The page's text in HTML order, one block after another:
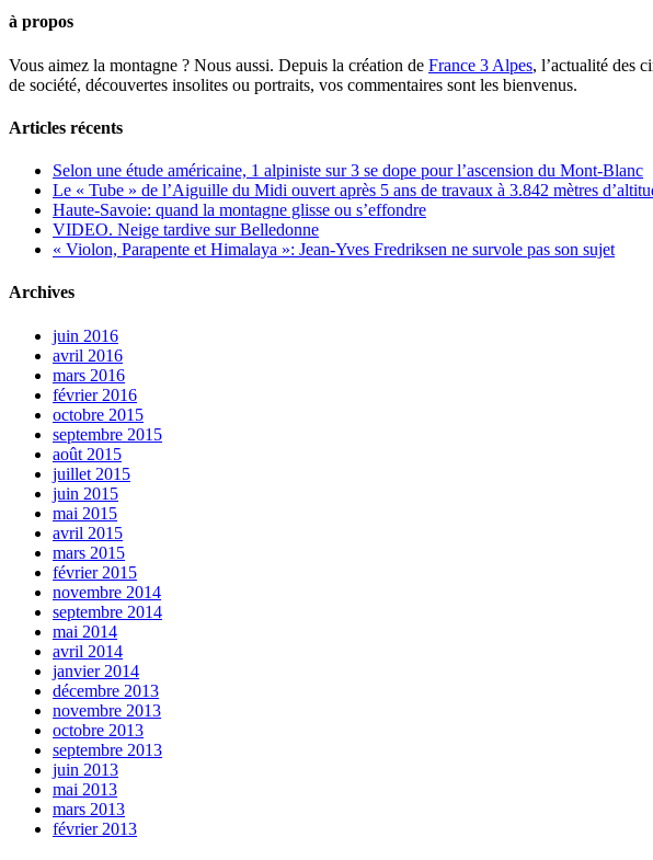
à propos
Vous aimez la montagne ? Nous aussi. Depuis la création de France 3 Alpes, l’actualité des
de société, découvertes insolites ou portraits, vos commentaires sont les bienvenus.
Articles récents
Selon une étude américaine, 1 alpiniste sur 3 se dope pour l’ascension du Mont-Blanc
Le « Tube » de l’Aiguille du Midi ouvert après 5 ans de travaux à 3.842 mètres
Haute-Savoie: quand la montagne glisse ou s’effondre
VIDEO. Neige tardive sur Belledonne
« Violon, Parapente et Himalaya »: Jean-Yves Fredriksen ne survole pas son sujet
Archives
juin 2016
avril 2016
mars 2016
février 2016
octobre 2015
septembre 2015
août 2015
juillet 2015
juin 2015
mai 2015
avril 2015
mars 2015
février 2015
novembre 2014
septembre 2014
mai 2014
avril 2014
janvier 2014
décembre 2013
novembre 2013
octobre 2013
septembre 2013
juin 2013
mai 2013
mars 2013
février 2013